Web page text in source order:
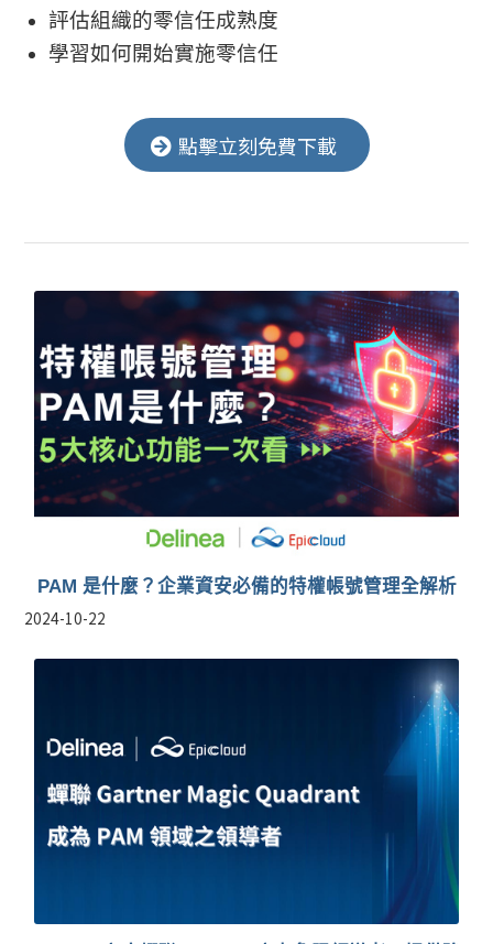
評估組織的零信任成熟度
學習如何開始實施零信任
點擊立刻免費下載
PAM 是什麼？企業資安必備的特權帳號管理全解析
2024-10-22